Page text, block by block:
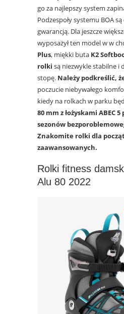
go za najlepszy system
Podzespoły systemu BOA
gwarancją. Dla jeszcze
wyposażył ten model w w
Plus, miękki buta K2
rolki są niezwykle stabilne i
stopę. Należy podkreślić,
poczucie niebywałego
kiedy na rolkach w parku
80 mm z łożyskami ABEC
sezonów
Znakomite rolki dla
zaawansowanych.
Rolki fitness
Alu 80 2022